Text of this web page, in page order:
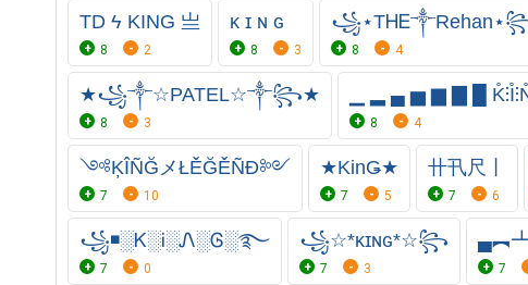
TD ϟ KING 亗
8 2
ᴋ ɪ ɴ ɢ
8 3 8 4
★꧁༒☆PATEL☆༒꧂★
8 3
▁ ▂ ▄ ▅ ▆ ▇ █
8 4
༺ĶÎÑĞメŁĚĞĚÑĐ༻
7 10
★KinǤ★
7 5
卄卂尺丨
7 6
꧁◾░Ꮶ░Ꭵ░Ꮑ░Ꮆ░࿐
7 0
꧁☆*κɪɴɢ*☆꧂
7 3 7